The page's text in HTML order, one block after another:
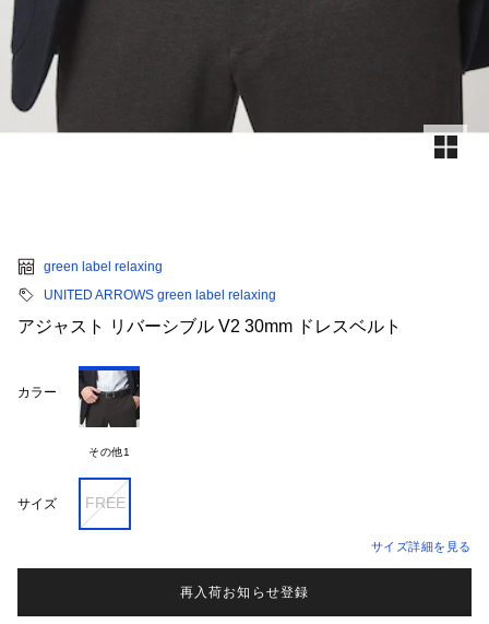
green label relaxing
UNITED ARROWS green label relaxing
アジャスト リバーシブル V2 30mm ドレスベルト
カラー
その他1
サイズ FREE
サイズ詳細を見る
再入荷お知らせ登録